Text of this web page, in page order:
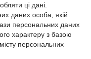
ці дані.
даних особа, якій
персональних даних
характеру з базою
персональних